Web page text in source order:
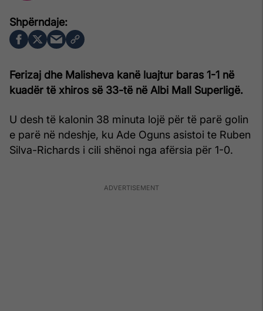
Ferizaj dhe Malisheva kanë luajtur baras 1-1 në
kuadër të xhiros së 33-të në Albi Mall Superligë.
U desh të kalonin 38 minuta lojë për të parë golin
e parë në ndeshje, ku Ade Oguns asistoi te Ruben
Silva-Richards i cili shënoi nga afërsia për 1-0.